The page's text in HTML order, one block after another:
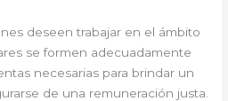
deseen trabajar en el ámbito
se formen adecuadamente
necesarias para brindar un
de una remuneración justa.